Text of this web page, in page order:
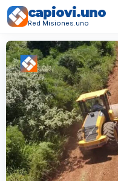
capiovi.uno
Red Misiones.uno